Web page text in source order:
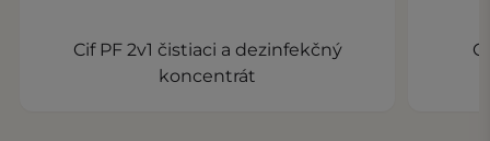
Cif PF 2v1 čistiaci a dezinfekčný
koncentrát